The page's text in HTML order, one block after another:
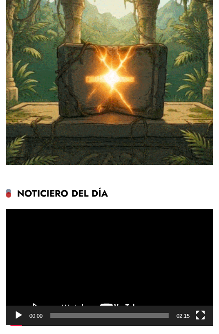
NOTICIERO DEL DÍA
00:00 02:15